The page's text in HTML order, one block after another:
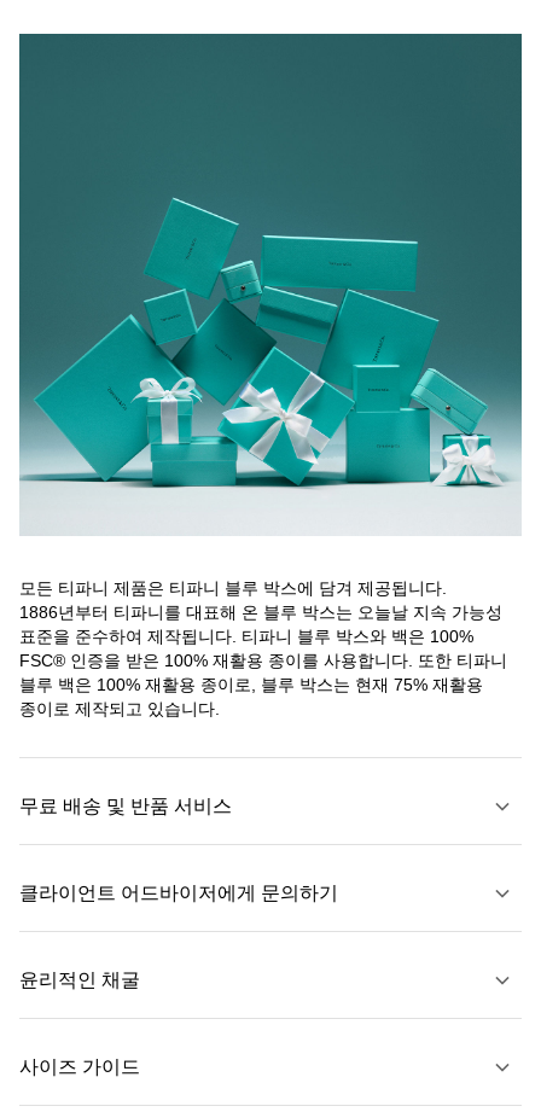
모든 티파니 제품은 티파니 블루 박스에 담겨 제공됩니다.
1886년부터 티파니를 대표해 온 블루 박스는 오늘날 지속 가능성
표준을 준수하여 제작됩니다. 티파니 블루 박스와 백은 100%
FSC® 인증을 받은 100% 재활용 종이를 사용합니다. 또한 티파니
블루 백은 100% 재활용 종이로, 블루 박스는 현재 75% 재활용
종이로 제작되고 있습니다.
무료 배송 및 반품 서비스
자세히 보기
클라이언트 어드바이저에게 문의하기
윤리적인 채굴
사이즈 가이드